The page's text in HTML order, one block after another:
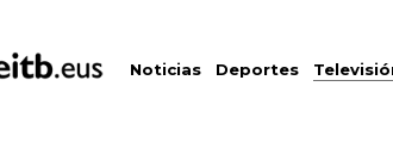
Noticias Deportes